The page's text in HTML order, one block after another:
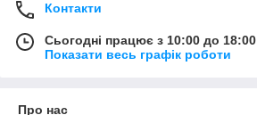
Контакти
Сьогодні працює з 10:00 до 18:00
Показати весь графік роботи
Про нас